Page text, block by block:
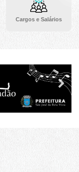
Cargos e Salários